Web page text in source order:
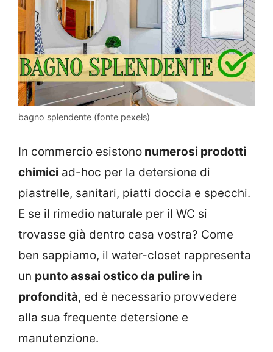
bagno splendente (fonte pexels)
In commercio esistono numerosi prodotti
chimici ad-hoc per la detersione di
piastrelle, sanitari, piatti doccia e specchi.
E se il rimedio naturale per il WC si
trovasse già dentro casa vostra? Come
ben sappiamo, il water-closet rappresenta
un punto assai ostico da pulire in
profondità, ed è necessario provvedere
alla sua frequente detersione e
manutenzione.